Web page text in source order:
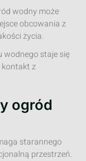
wodny może
obcowania z
życia.
wodnego staje się
kontakt z
ogród
starannego
przestrzeń.